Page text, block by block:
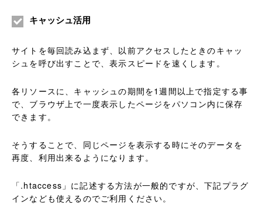
キャッシュ活用
サイトを毎回読み込まず、以前アクセスしたときのキャッ
シュを呼び出すことで、表示スピードを速くします。
各リソースに、キャッシュの期間を1週間以上で指定する事
で、ブラウザ上で一度表示したページをパソコン内に保存
できます。
そうすることで、同じページを表示する時にそのデータを
再度、利用出来るようになります。
「.htaccess」に記述する方法が一般的ですが、下記プラグ
インなども使えるのでご利用ください。